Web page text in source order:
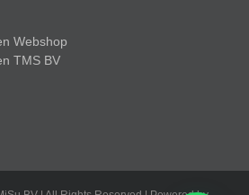
Webshop
TMS BV